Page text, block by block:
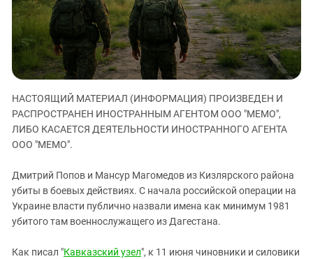
ЗАСТАВЛЯЕТ
КАВКАЗ ЗА ПАЛЕСТИНУ
ИНАКОМЫСЛИЕ В ЧЕЧНЕ
ПРЕСЛЕДОВАНИЕ АКТИВИСТОВ
МОБИЛИЗАЦИЯ И ПРОТЕСТЫ
Дагестан
Ингушетия
Кабардино-Балкария
Калмыкия
Карачаево-Черкесия
Краснодарский край
Нагорный Карабах
Ростовская область
Северная Осетия - Алания
СКФО
Ставропольский край
НАСТОЯЩИЙ МАТЕРИАЛ (ИНФОРМАЦИЯ) ПРОИЗВЕДЕН И
РАСПРОСТРАНЕН ИНОСТРАННЫМ АГЕНТОМ ООО "МЕМО",
ЛИБО КАСАЕТСЯ ДЕЯТЕЛЬНОСТИ ИНОСТРАННОГО АГЕНТА
ООО "МЕМО".
Дмитрий Попов и Мансур Магомедов из Кизлярского района
убиты в боевых действиях. С начала российской операции на
Украине власти публично назвали имена как минимум 1981
убитого там военнослужащего из Дагестана.
Как писал "Кавказский узел", к 11 июня чиновники и силовики